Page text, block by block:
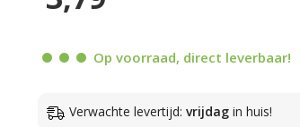
Op voorraad, direct leverbaar!
Verwachte levertijd: vrijdagin huis!